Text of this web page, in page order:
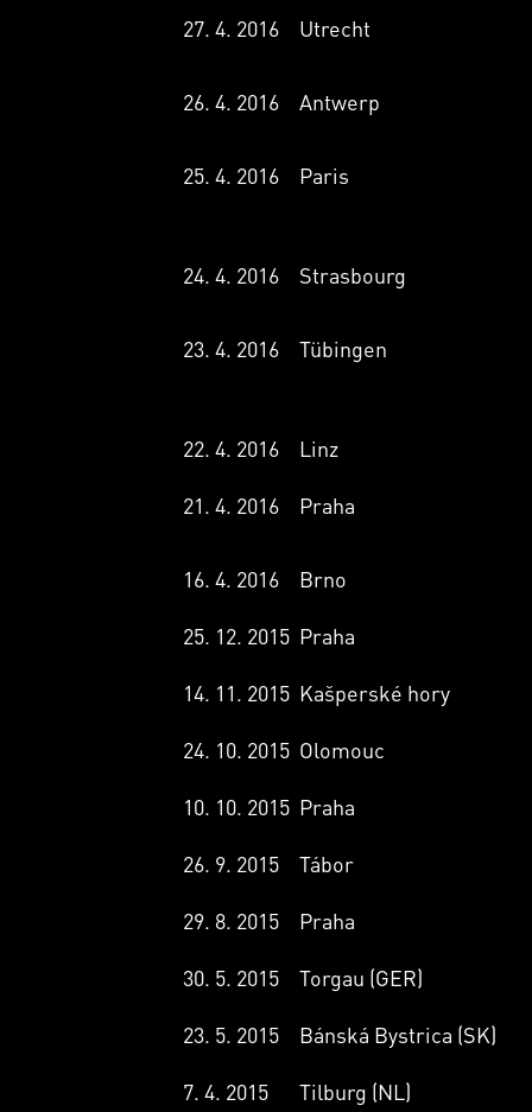
27. 4. 2016 Utrecht
26. 4. 2016 Antwerp
25. 4. 2016 Paris
24. 4. 2016 Strasbourg
23. 4. 2016 Tübingen
22. 4. 2016 Linz
21. 4. 2016 Praha
16. 4. 2016 Brno
25. 12. 2015 Praha
14. 11. 2015 Kašperské hory
24. 10. 2015 Olomouc
10. 10. 2015 Praha
26. 9. 2015 Tábor
29. 8. 2015 Praha
30. 5. 2015 Torgau (GER)
23. 5. 2015 Bánská Bystrica (SK)
7. 4. 2015 Tilburg (NL)